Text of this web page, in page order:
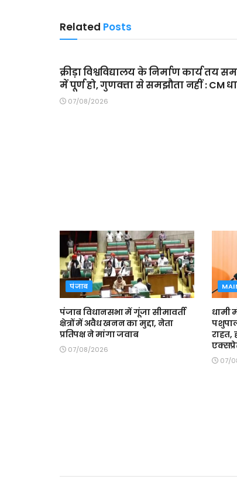
Related Posts
क्रीड़ा विश्वविद्यालय के निर्माण कार्य तय
में पूर्ण हो, गुणवत्ता से समझौता नहीं : CM
07/08/2026
पंजाब
पंजाब विधानसभा में गूंजा सीमावर्ती
क्षेत्रों में अवैध खनन का मुद्दा, नेता
प्रतिपक्ष ने मांगा जवाब
07/08/2026
धामी
राहत,
07/